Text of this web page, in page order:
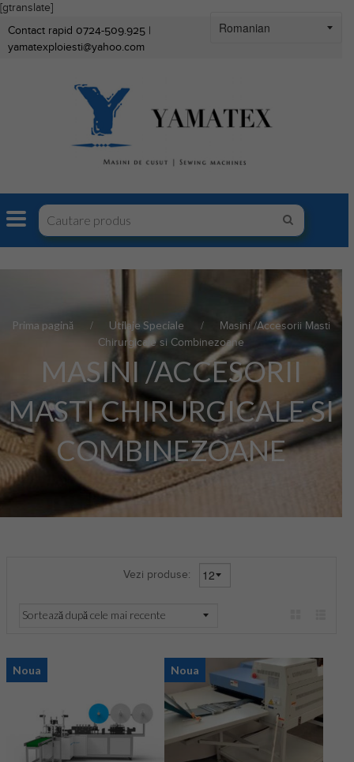
[gtranslate]
Contact rapid 0724-509.925 |
yamatexploiesti@yahoo.com
Prima pagină Utilaje Speciale
Masini /Accesorii Masti
Chirurgicale si Combinezoane
MASINI /ACCESORII
MASTI CHIRURGICALE SI
COMBINEZOANE
Vezi produse:
Noua Noua